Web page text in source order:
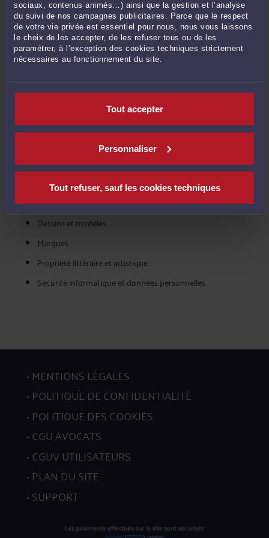
sociaux, contenus animés…) ainsi que la gestion et l’analyse
du suivi de nos campagnes publicitaires. Parce que le respect
de votre vie privée est essentiel pour nous, nous vous laissons
le choix de les accepter, de les refuser tous ou de les
paramétrer, à l’exception des cookies techniques strictement
nécessaires au fonctionnement du site.
Tout accepter
Personnaliser
Tout refuser, sauf les cookies techniques
prestations et du coût de l'avocat pour une action en annulation
ou déchéance d'une marque. Ensuite, libre à vous de contacter
l'avocat de votre choix, en toute confidentialité.
VOIR ÉGALEMENT COMBIEN COÛTE UN
AVOCAT POUR LES AUTRES MISSIONS
DANS LA CATÉGORIE : NTIC, MARQUES,
BREVETS
Brevets
Contentieux informatiques et de l'internet
Contrats informatiques, sites web, logiciels, CGV
Dessins et modèles
Marques
Propriété littéraire et artistique
Sécurité informatique et données personnelles
MENTIONS LÉGALES
POLITIQUE DE CONFIDENTIALITÉ
POLITIQUE DES COOKIES
CGU AVOCATS
CGUV UTILISATEURS
PLAN DU SITE
SUPPORT